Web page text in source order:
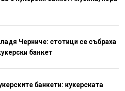
Черниче: стотици се събраха
банкет
банкети: кукерската